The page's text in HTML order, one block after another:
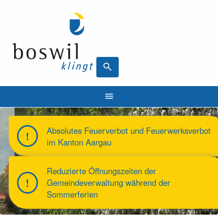
search
Hauptnavigation
(Gemeinde)
menu
Previous Slide
arrow_back_ios
Absolutes Feuerverbot und Feuerwerksverbot
im Kanton Aargau
Reduzierte Öffnungszeiten der
Gemeindeverwaltung während der
Sommerferien